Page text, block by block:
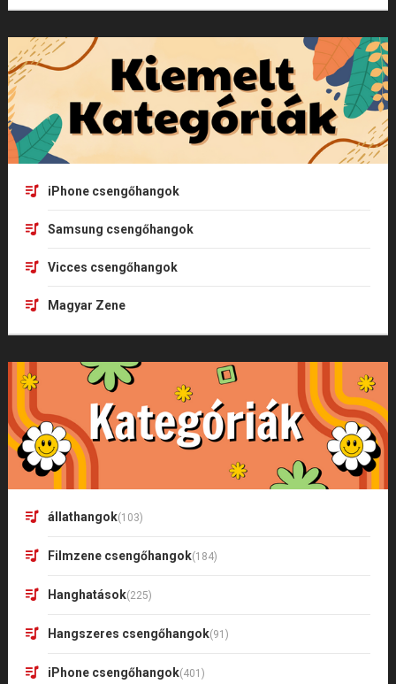
iPhone csengőhangok
Samsung csengőhangok
Vicces csengőhangok
Magyar Zene
állathangok(103)
Filmzene csengőhangok(184)
Hanghatások(225)
Hangszeres csengőhangok(91)
iPhone csengőhangok(401)